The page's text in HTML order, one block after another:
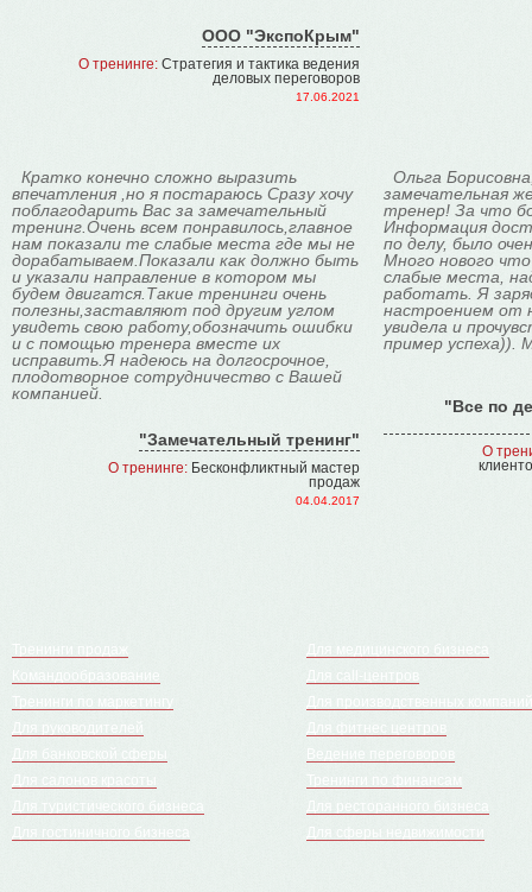
ООО "ЭкспоКрым"
О тренинге: Стратегия и тактика ведения
деловых переговоров
17.06.2021
Кратко конечно сложно выразить
впечатления ,но я постараюсь Сразу хочу
поблагодарить Вас за замечательный
тренинг.Очень всем понравилось,главное
нам показали те слабые места где мы не
дорабатываем.Показали как должно быть
и указали направление в котором мы
будем двигатся.Такие тренинги очень
полезны,заставляют под другим углом
увидеть свою работу,обозначить ошибки
и с помощью тренера вместе их
исправить.Я надеюсь на долгосрочное,
плодотворное сотрудничество с Вашей
компанией.
"Замечательный тренинг"
О тренинге: Бесконфликтный мастер
продаж
04.04.2017
Ольга
замечательная
тренер! За что
Информация
по делу, было
Много нового
слабые места,
работать. Я
настроением от
увидела и
пример успеха)).
"Все по
О
Тренинги продаж
Командообразование
Тренинги по маркетингу
Для руководителей
Для банковской сферы
Для салонов красоты
Для туристического бизнеса
Для гостиничного бизнеса
Для медицинского бизнеса
Для call-центров
Для производственных компаний
Для фитнес центров
Ведение переговоров
Тренинги по финансам
Для ресторанного бизнеса
Для сферы недвижимости